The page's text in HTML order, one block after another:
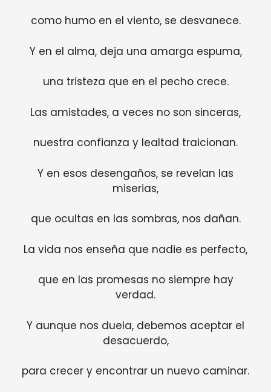
como humo en el viento, se desvanece.
Y en el alma, deja una amarga espuma,
una tristeza que en el pecho crece.
Las amistades, a veces no son sinceras,
nuestra confianza y lealtad traicionan.
Y en esos desengaños, se revelan las
miserias,
que ocultas en las sombras, nos dañan.
La vida nos enseña que nadie es perfecto,
que en las promesas no siempre hay
verdad.
Y aunque nos duela, debemos aceptar el
desacuerdo,
para crecer y encontrar un nuevo caminar.